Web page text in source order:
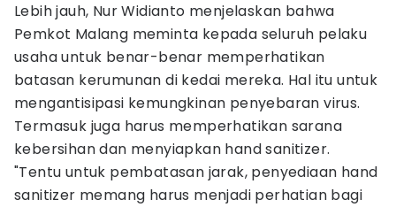
Lebih jauh, Nur Widianto menjelaskan bahwa
Pemkot Malang meminta kepada seluruh pelaku
usaha untuk benar-benar memperhatikan
batasan kerumunan di kedai mereka. Hal itu untuk
mengantisipasi kemungkinan penyebaran virus.
Termasuk juga harus memperhatikan sarana
kebersihan dan menyiapkan hand sanitizer.
"Tentu untuk pembatasan jarak, penyediaan hand
sanitizer memang harus menjadi perhatian bagi